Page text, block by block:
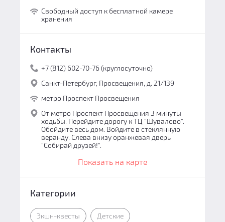
Свободный доступ к бесплатной камере
хранения
Контакты
+7 (812) 602-70-76 (круглосуточно)
Санкт-Петербург, Просвещения, д. 21/139
метро Проспект Просвещения
От метро Проспект Просвещения 3 минуты
ходьбы. Перейдите дорогу к ТЦ "Шувалово".
Обойдите весь дом. Войдите в стеклянную
веранду. Слева внизу оранжевая дверь
"Собирай друзей!".
Показать на карте
Категории
Экшн-квесты Детские